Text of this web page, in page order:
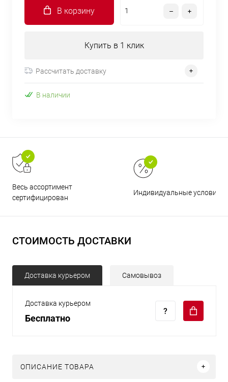
В корзину
Купить в 1 клик
Рассчитать доставку
В наличии
Весь ассортимент
сертифицирован
Индивидуальные условия
СТОИМОСТЬ ДОСТАВКИ
Доставка курьером Самовывоз
Доставка курьером
Бесплатно
ОПИСАНИЕ ТОВАРА